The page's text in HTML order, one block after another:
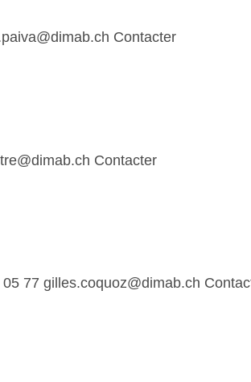
Contacter
Contacter
77 gilles.coquoz@dimab.ch